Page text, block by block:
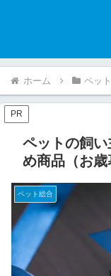
ホーム ペッ
PR
ペットの飼
め商品（お歳
ペット総合